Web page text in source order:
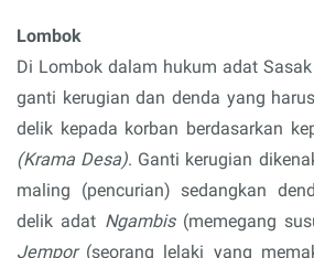
Lombok
Di Lombok dalam hukum adat
ganti kerugian dan denda yang
delik kepada korban berdasarkan
(Krama Desa). Ganti kerugian
maling (pencurian) sedangkan
delik adat Ngambis(memegang
Jempor(seorang lelaki yang